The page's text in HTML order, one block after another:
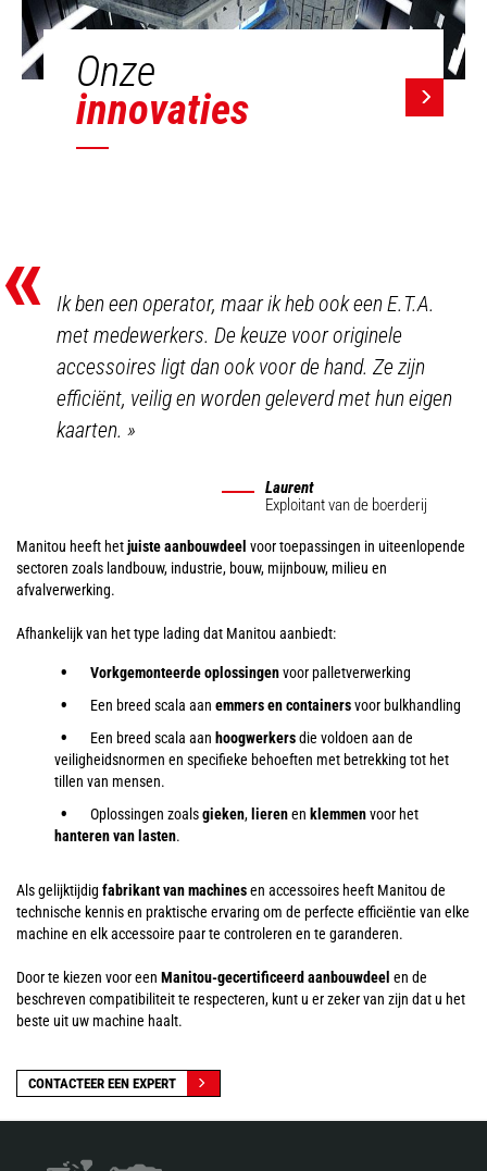
Onze
innovaties
«
Ik ben een operator, maar ik heb ook een E.T.A.
met medewerkers. De keuze voor originele
accessoires ligt dan ook voor de hand. Ze zijn
efficiënt, veilig en worden geleverd met hun eigen
kaarten.»
Laurent
Exploitant van de boerderij
Manitou heeft hetjuiste aanbouwdeel voor toepassingen in uiteenlopende
sectoren zoals landbouw, industrie, bouw, mijnbouw, milieu en
afvalverwerking.
Afhankelijk van het type lading dat Manitou aanbiedt:
Vorkgemonteerde oplossingenvoor palletverwerking
Een breed scala aan emmers en containersvoor bulkhandling
Een breed scala aan hoogwerkersdie voldoen aan de
veiligheidsnormen en specifieke behoeften met betrekking tot het
tillen van mensen.
Oplossingen zoalsgieken, lierenen klemmenvoor het
hanteren van lasten.
Als gelijktijdig fabrikant van machinesen accessoires heeft Manitou de
technische kennis en praktische ervaring om de perfecte efficiëntie van elke
machine en elk accessoire paar te controleren en te garanderen.
Door te kiezen voor een Manitou-gecertificeerd aanbouwdeel en de
beschreven compatibiliteit te respecteren, kunt u er zeker van zijn dat u het
beste uit uw machine haalt.
CONTACTEER EEN EXPERT